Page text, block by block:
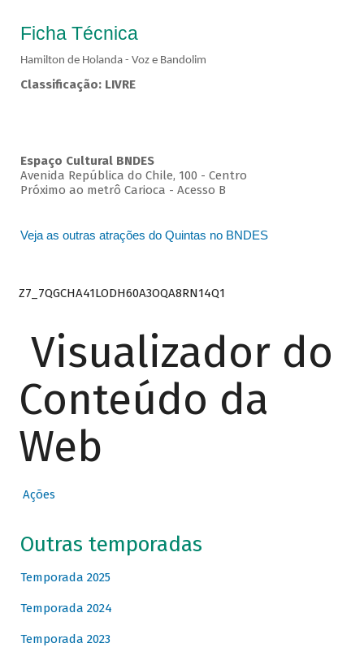
Ficha Técnica
Hamilton de Holanda - Voz e Bandolim
Classificação: LIVRE
Espaço Cultural BNDES
Avenida República do Chile, 100 - Centro
Próximo ao metrô Carioca - Acesso B
Veja as outras atrações do Quintas no BNDES
Z7_7QGCHA41LODH60A3OQA8RN14Q1
Visualizador do
Conteúdo da
Web
Ações
Outras temporadas
Temporada 2025
Temporada 2024
Temporada 2023